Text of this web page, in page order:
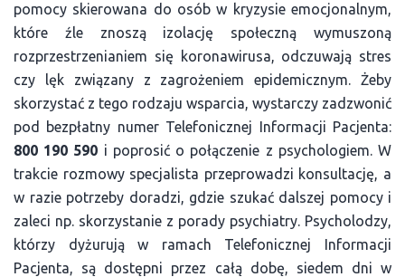
pomocy skierowana do osób w kryzysie emocjonalnym,
które źle znoszą izolację społeczną wymuszoną
rozprzestrzenianiem się koronawirusa, odczuwają stres
czy lęk związany z zagrożeniem epidemicznym. Żeby
skorzystać z tego rodzaju wsparcia, wystarczy zadzwonić
pod bezpłatny numer Telefonicznej Informacji Pacjenta:
800 190 590 i poprosić o połączenie z psychologiem. W
trakcie rozmowy specjalista przeprowadzi konsultację, a
w razie potrzeby doradzi, gdzie szukać dalszej pomocy i
zaleci np. skorzystanie z porady psychiatry. Psycholodzy,
którzy dyżurują w ramach Telefonicznej Informacji
Pacjenta, są dostępni przez całą dobę, siedem dni w